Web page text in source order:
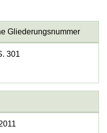
Gliederungsnummer
301